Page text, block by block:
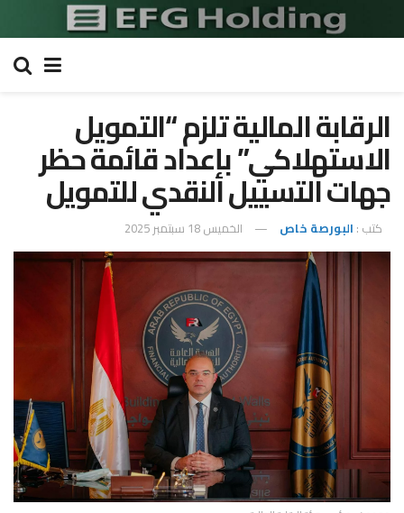
الرقابة المالية تلزم “التمويل
الاستهلاكي” بإعداد قائمة حظر
جهات التسييل النقدي للتمويل
كتب : البورصة خاص الخميس 18 سبتمبر 2025